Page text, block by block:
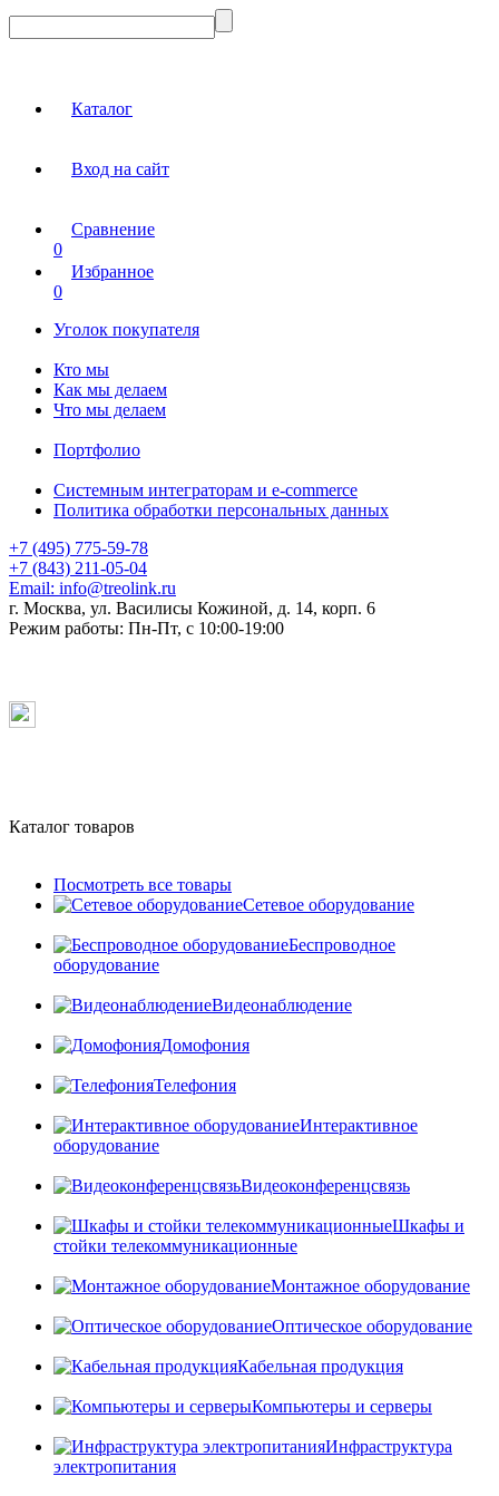
Каталог
Вход на сайт
Сравнение
0
Избранное
0
Уголок покупателя
Кто мы
Как мы делаем
Что мы делаем
Портфолио
Системным интеграторам и e-commerce
Политика обработки персональных данных
+7 (495) 775-59-78
+7 (843) 211-05-04
Email: info@treolink.ru
г. Москва, ул. Василисы Кожиной, д. 14, корп. 6
Режим работы: Пн-Пт, с 10:00-19:00
Каталог товаров
Посмотреть все товары
Сетевое оборудование
Беспроводное
оборудование
Видеонаблюдение
Домофония
Телефония
Интерактивное
оборудование
Видеоконференцсвязь
Шкафы и
стойки телекоммуникационные
Монтажное оборудование
Оптическое оборудование
Кабельная продукция
Компьютеры и серверы
Инфраструктура
электропитания